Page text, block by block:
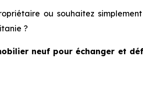
ou souhaitez
?
neuf pour échanger et